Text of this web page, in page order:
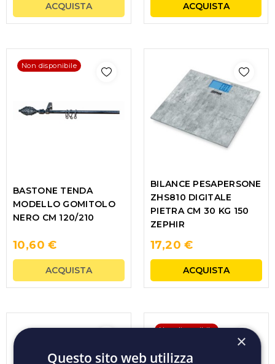
ACQUISTA ACQUISTA
Non disponibile
BASTONE TENDA
MODELLO GOMITOLO
NERO CM 120/210
10,60 €
ACQUISTA
BILANCE PESAPERSONE
ZHS810 DIGITALE
PIETRA CM 30 KG 150
ZEPHIR
17,20 €
ACQUISTA
Non disponibile
×
Questo sito web utilizza